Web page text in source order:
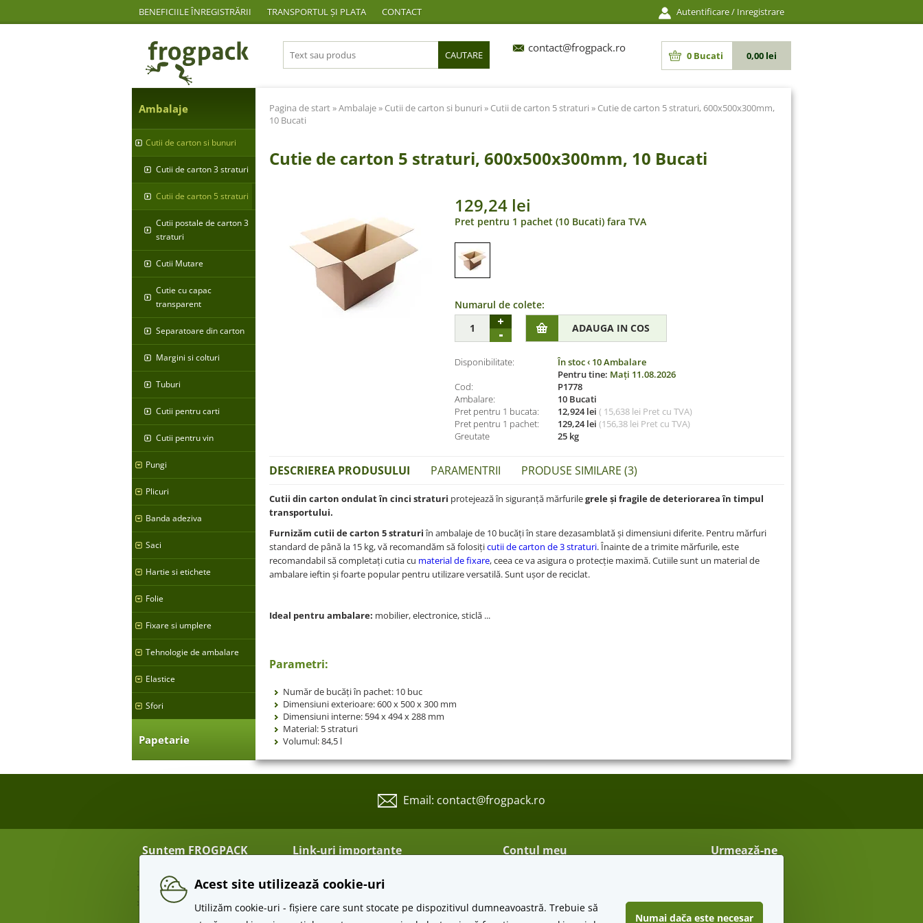
BENEFICIILE ÎNREGISTRĂRII TRANSPORTUL ȘI PLATA CONTACT Autentificare/ Inregistrare
CAUTARE
contact@frogpack.ro
0 Bucati 0,00 lei
Ambalaje
Cutii de carton si bunuri
Cutii de carton 3 straturi
Cutii de carton 5 straturi
Cutii postale de carton 3
straturi
Cutii Mutare
Cutie cu capac
transparent
Separatoare din carton
Margini si colturi
Tuburi
Cutii pentru carti
Cutii pentru vin
Pungi
Plicuri
Banda adeziva
Saci
Hartie si etichete
Folie
Fixare si umplere
Tehnologie de ambalare
Elastice
Sfori
Papetarie
Pagina de start»Ambalaje» Cutii de carton si bunuri » Cutii de carton 5 straturi » Cutie de carton 5 straturi, 600x500x300mm,
10 Bucati
Cutie de carton 5 straturi, 600x500x300mm, 10 Bucati
129,24 lei
Pret pentru 1 pachet (10 Bucati) fara TVA
Numarul de colete:
Disponibilitate: În stoc‹ 10 Ambalare
Pentru tine: Mați 11.08.2026
Cod:
P1778
Ambalare:
10 Bucati
Pret pentru 1 bucata:
12,924 lei ( 15,638 lei Pret cu TVA)
Pret pentru 1 pachet:
129,24 lei (156,38 lei Pret cu TVA)
Greutate
25 kg
DESCRIEREA PRODUSULUI PARAMENTRII PRODUSE SIMILARE (3)
Cutii din carton ondulat în cinci straturi protejează în siguranță mărfurilegrele și fragile de deteriorarea în timpul
transportului.
Furnizăm cutii de carton 5 straturiîn ambalaje de 10 bucăți în stare dezasamblată și dimensiuni diferite. Pentru mărfuri
standard de până la 15 kg, vă recomandăm să folosițicutii de carton de 3 straturi. Înainte de a trimite mărfurile, este
recomandabil să completați cutia cu material de fixare, ceea ce va asigura o protecție maximă. Cutiile sunt un material de
ambalare ieftin și foarte popular pentru utilizare versatilă. Sunt ușor de reciclat.
Ideal pentru ambalare: mobilier, electronice, sticlă ...
Parametri:
Număr de bucăți în pachet: 10 buc
Dimensiuni exterioare: 600 x 500 x 300 mm
Dimensiuni interne: 594 x 494 x 288 mm
Material: 5 straturi
Volumul: 84,5 l
Email: contact@frogpack.ro
Suntem FROGPACK
Contact
Angro
Link-uri importante
Reclamații
Termeni si Conditii
Prelucrarea datelor su caracter personal
Contul meu
Ati uitat parola ?
Urmează-ne
Vreau sfaturi secrete
Acest site utilizează cookie-uri
Utilizăm cookie-uri - fișiere care sunt stocate pe dispozitivul dumneavoastră. Trebuie să
Numai dača este necesar